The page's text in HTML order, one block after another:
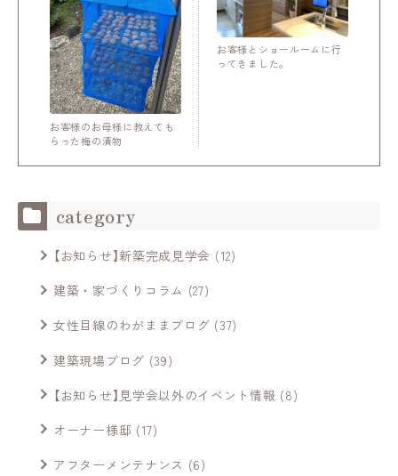
お客様のお母様に教えても
らった梅の漬物
お客様とショールームに行
ってきました。
category
【お知らせ】新築完成見学会 (12)
建築・家づくりコラム (27)
女性目線のわがままブログ (37)
建築現場ブログ (39)
【お知らせ】見学会以外のイベント情報 (8)
オーナー様邸 (17)
アフターメンテナンス (6)